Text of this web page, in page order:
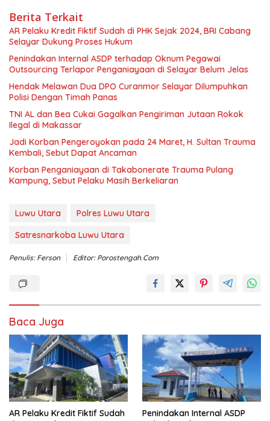
Berita Terkait
AR Pelaku Kredit Fiktif Sudah di PHK Sejak 2024, BRI Cabang
Selayar Dukung Proses Hukum
Penindakan Internal ASDP terhadap Oknum Pegawai
Outsourcing Terlapor Penganiayaan di Selayar Belum Jelas
Hendak Melawan Dua DPO Curanmor Selayar Dilumpuhkan
Polisi Dengan Timah Panas
TNI AL dan Bea Cukai Gagalkan Pengiriman Jutaan Rokok
Ilegal di Makassar
Jadi Korban Pengeroyokan pada 24 Maret, H. Sultan Trauma
Kembali, Sebut Dapat Ancaman
Korban Penganiayaan di Takabonerate Trauma Pulang
Kampung, Sebut Pelaku Masih Berkeliaran
Luwu Utara
Polres Luwu Utara
Satresnarkoba Luwu Utara
Penulis: Ferson Editor: Porostengah.com
Baca Juga
AR Pelaku Kredit Fiktif Sudah
Penindakan Internal ASDP